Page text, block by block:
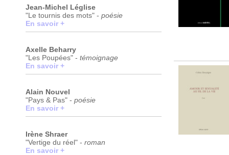
Jean-Michel Léglise
"Le tournis des mots" - poésie
En savoir +
Axelle Beharry
"Les Poupées" - témoignage
En savoir +
Alain Nouvel
"Pays & Pas" - poésie
En savoir +
Irène Shraer
"Vertige du réel" - roman
En savoir +